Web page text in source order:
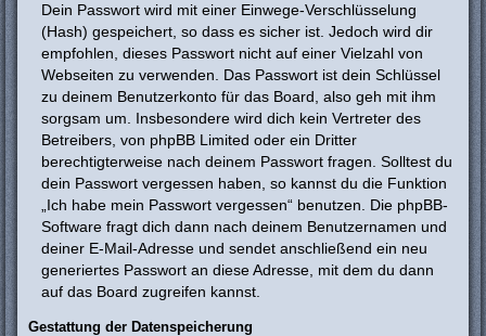
Dein Passwort wird mit einer Einwege-Verschlüsselung
(Hash) gespeichert, so dass es sicher ist. Jedoch wird dir
empfohlen, dieses Passwort nicht auf einer Vielzahl von
Webseiten zu verwenden. Das Passwort ist dein Schlüssel
zu deinem Benutzerkonto für das Board, also geh mit ihm
sorgsam um. Insbesondere wird dich kein Vertreter des
Betreibers, von phpBB Limited oder ein Dritter
berechtigterweise nach deinem Passwort fragen. Solltest du
dein Passwort vergessen haben, so kannst du die Funktion
„Ich habe mein Passwort vergessen“ benutzen. Die phpBB-
Software fragt dich dann nach deinem Benutzernamen und
deiner E-Mail-Adresse und sendet anschließend ein neu
generiertes Passwort an diese Adresse, mit dem du dann
auf das Board zugreifen kannst.
Gestattung der Datenspeicherung